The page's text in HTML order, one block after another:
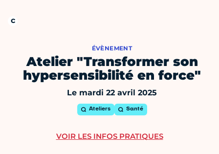
ÉVÈNEMENT
Atelier "Transformer son
hypersensibilité en force"
Le mardi 22 avril 2025
Ateliers Santé
VOIR LES INFOS PRATIQUES